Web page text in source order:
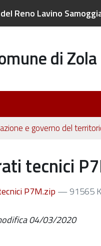
Reno Lavino
di
e governo del
tecnici
P7M.zip — 91565
04/03/2020